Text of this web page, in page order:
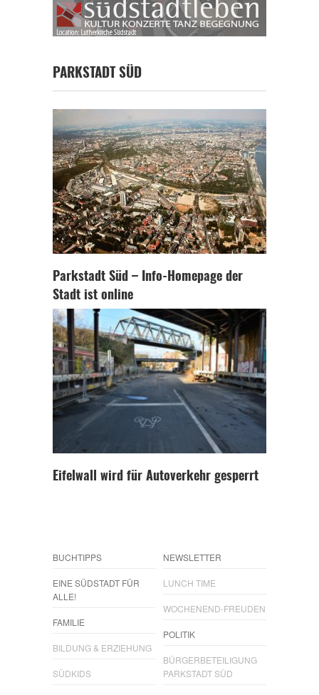
PARKSTADT SÜD
Parkstadt Süd – Info-Homepage der
Stadt ist online
Eifelwall wird für Autoverkehr gesperrt
BUCHTIPPS
EINE SÜDSTADT FÜR
ALLE!
FAMILIE
BILDUNG & ERZIEHUNG
SÜDKIDS
NEWSLETTER
LUNCH TIME
WOCHENEND-FREUDEN
POLITIK
BÜRGERBETEILIGUNG
PARKSTADT SÜD